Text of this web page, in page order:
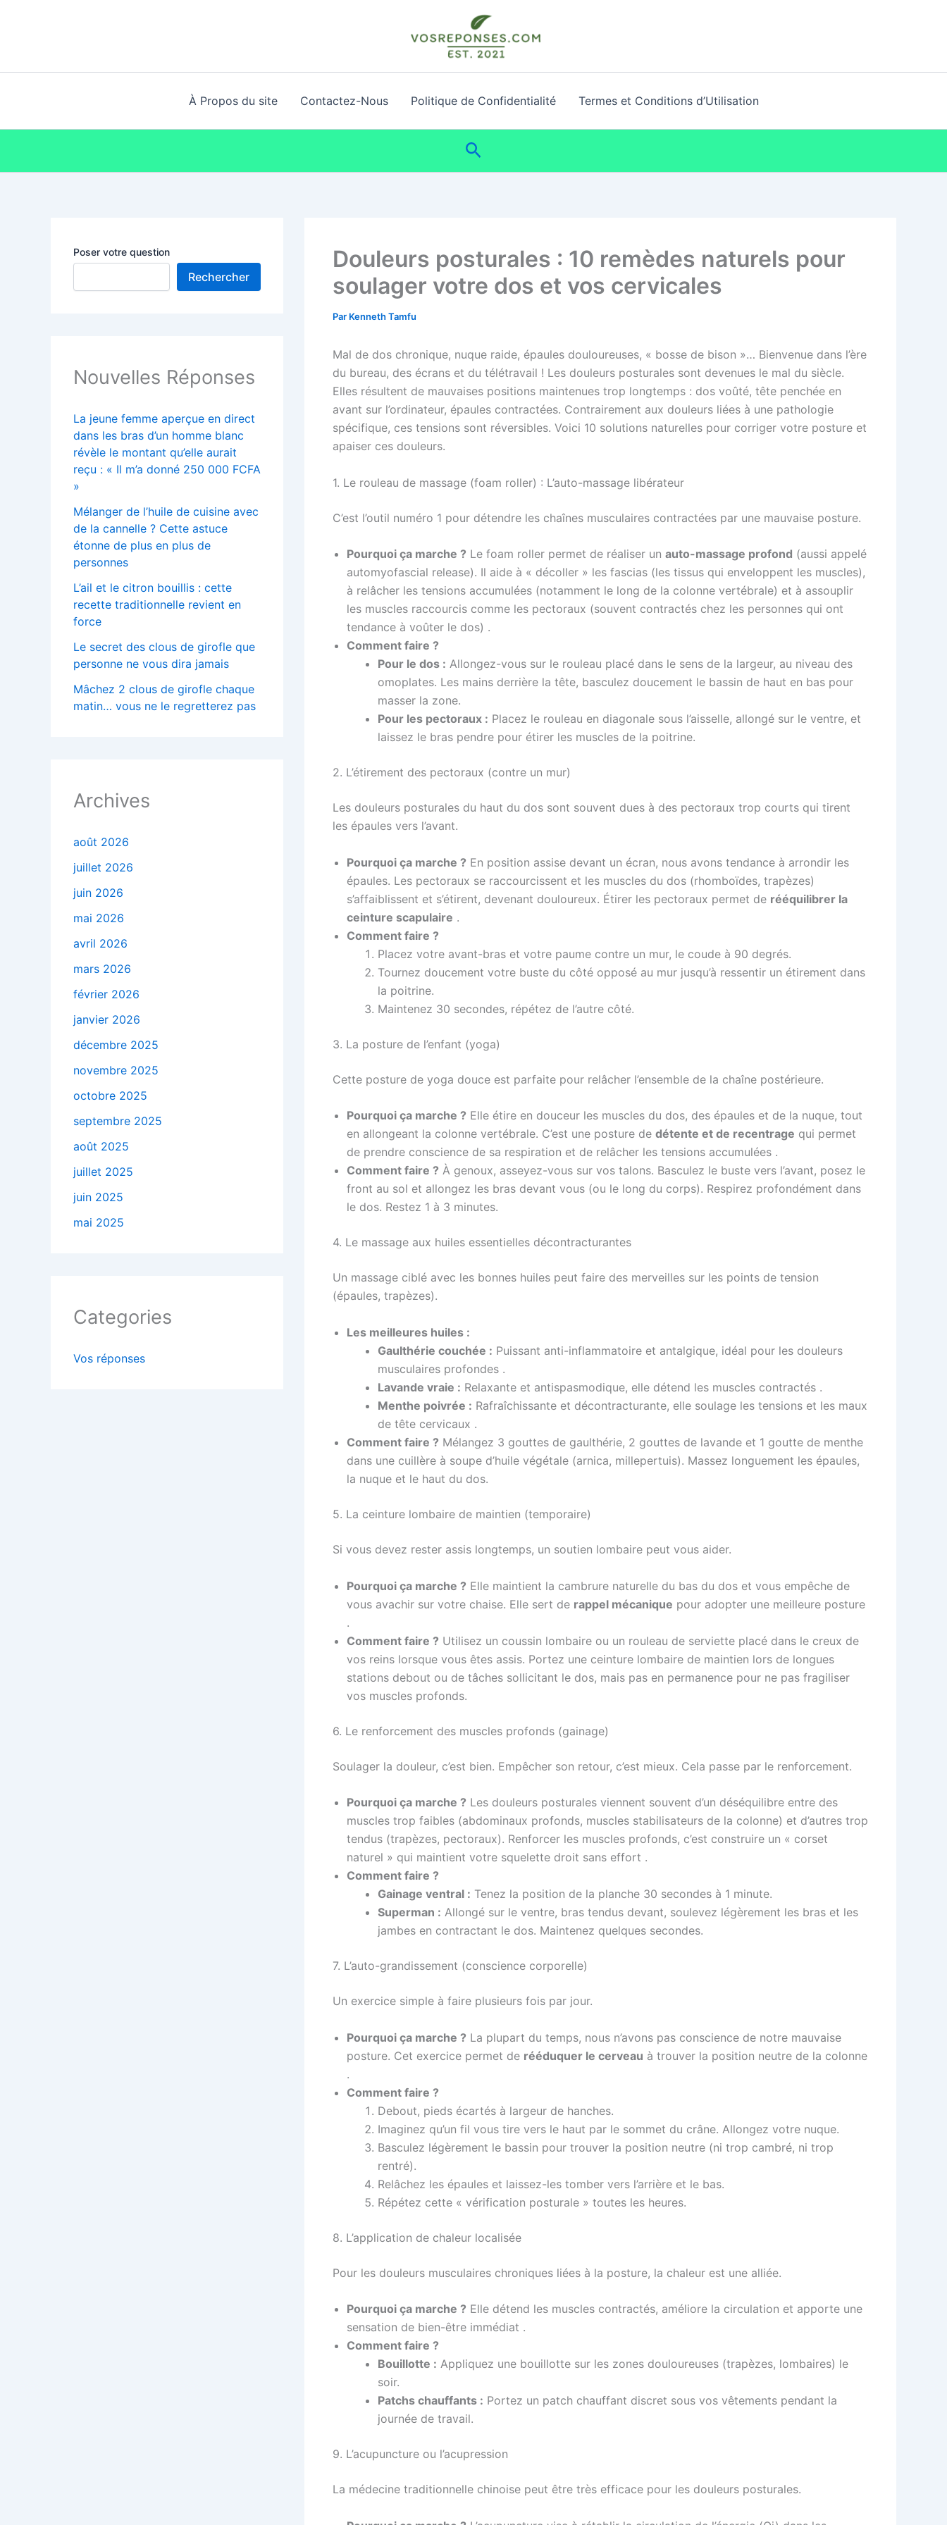
À Propos du site Contactez-Nous Politique de Confidentialité Termes et Conditions d’Utilisation
Rechercher
Poser votre question
Rechercher
Nouvelles Réponses
La jeune femme aperçue en direct
dans les bras d’un homme blanc
révèle le montant qu’elle aurait
reçu : « Il m’a donné 250 000 FCFA
»
Mélanger de l’huile de cuisine avec
de la cannelle ? Cette astuce
étonne de plus en plus de
personnes
L’ail et le citron bouillis : cette
recette traditionnelle revient en
force
Le secret des clous de girofle que
personne ne vous dira jamais
Mâchez 2 clous de girofle chaque
matin… vous ne le regretterez pas
Archives
août 2026
juillet 2026
juin 2026
mai 2026
avril 2026
mars 2026
février 2026
janvier 2026
décembre 2025
novembre 2025
octobre 2025
septembre 2025
août 2025
juillet 2025
juin 2025
mai 2025
Categories
Vos réponses
Douleurs posturales : 10 remèdes naturels pour
soulager votre dos et vos cervicales
Par Kenneth Tamfu
Mal de dos chronique, nuque raide, épaules douloureuses, « bosse de bison »… Bienvenue dans l’ère
du bureau, des écrans et du télétravail ! Les douleurs posturales sont devenues le mal du siècle.
Elles résultent de mauvaises positions maintenues trop longtemps : dos voûté, tête penchée en
avant sur l’ordinateur, épaules contractées. Contrairement aux douleurs liées à une pathologie
spécifique, ces tensions sont réversibles. Voici 10 solutions naturelles pour corriger votre posture et
apaiser ces douleurs.
1. Le rouleau de massage (foam roller) : L’auto-massage libérateur
C’est l’outil numéro 1 pour détendre les chaînes musculaires contractées par une mauvaise posture.
Pourquoi ça marche ? Le foam roller permet de réaliser un auto-massage profond (aussi appelé
automyofascial release). Il aide à « décoller » les fascias (les tissus qui enveloppent les muscles),
à relâcher les tensions accumulées (notamment le long de la colonne vertébrale) et à assouplir
les muscles raccourcis comme les pectoraux (souvent contractés chez les personnes qui ont
tendance à voûter le dos) .
Comment faire ?
Pour le dos : Allongez-vous sur le rouleau placé dans le sens de la largeur, au niveau des
omoplates. Les mains derrière la tête, basculez doucement le bassin de haut en bas pour
masser la zone.
Pour les pectoraux : Placez le rouleau en diagonale sous l’aisselle, allongé sur le ventre, et
laissez le bras pendre pour étirer les muscles de la poitrine.
2. L’étirement des pectoraux (contre un mur)
Les douleurs posturales du haut du dos sont souvent dues à des pectoraux trop courts qui tirent
les épaules vers l’avant.
Pourquoi ça marche ? En position assise devant un écran, nous avons tendance à arrondir les
épaules. Les pectoraux se raccourcissent et les muscles du dos (rhomboïdes, trapèzes)
s’affaiblissent et s’étirent, devenant douloureux. Étirer les pectoraux permet de rééquilibrer la
ceinture scapulaire .
Comment faire ?
Placez votre avant-bras et votre paume contre un mur, le coude à 90 degrés.
Tournez doucement votre buste du côté opposé au mur jusqu’à ressentir un étirement dans
la poitrine.
Maintenez 30 secondes, répétez de l’autre côté.
3. La posture de l’enfant (yoga)
Cette posture de yoga douce est parfaite pour relâcher l’ensemble de la chaîne postérieure.
Pourquoi ça marche ? Elle étire en douceur les muscles du dos, des épaules et de la nuque, tout
en allongeant la colonne vertébrale. C’est une posture de détente et de recentrage qui permet
de prendre conscience de sa respiration et de relâcher les tensions accumulées .
Comment faire ? À genoux, asseyez-vous sur vos talons. Basculez le buste vers l’avant, posez le
front au sol et allongez les bras devant vous (ou le long du corps). Respirez profondément dans
le dos. Restez 1 à 3 minutes.
4. Le massage aux huiles essentielles décontracturantes
Un massage ciblé avec les bonnes huiles peut faire des merveilles sur les points de tension
(épaules, trapèzes).
Les meilleures huiles :
Gaulthérie couchée : Puissant anti-inflammatoire et antalgique, idéal pour les douleurs
musculaires profondes .
Lavande vraie : Relaxante et antispasmodique, elle détend les muscles contractés .
Menthe poivrée : Rafraîchissante et décontracturante, elle soulage les tensions et les maux
de tête cervicaux .
Comment faire ? Mélangez 3 gouttes de gaulthérie, 2 gouttes de lavande et 1 goutte de menthe
dans une cuillère à soupe d’huile végétale (arnica, millepertuis). Massez longuement les épaules,
la nuque et le haut du dos.
5. La ceinture lombaire de maintien (temporaire)
Si vous devez rester assis longtemps, un soutien lombaire peut vous aider.
Pourquoi ça marche ? Elle maintient la cambrure naturelle du bas du dos et vous empêche de
vous avachir sur votre chaise. Elle sert de rappel mécanique pour adopter une meilleure posture
.
Comment faire ? Utilisez un coussin lombaire ou un rouleau de serviette placé dans le creux de
vos reins lorsque vous êtes assis. Portez une ceinture lombaire de maintien lors de longues
stations debout ou de tâches sollicitant le dos, mais pas en permanence pour ne pas fragiliser
vos muscles profonds.
6. Le renforcement des muscles profonds (gainage)
Soulager la douleur, c’est bien. Empêcher son retour, c’est mieux. Cela passe par le renforcement.
Pourquoi ça marche ? Les douleurs posturales viennent souvent d’un déséquilibre entre des
muscles trop faibles (abdominaux profonds, muscles stabilisateurs de la colonne) et d’autres trop
tendus (trapèzes, pectoraux). Renforcer les muscles profonds, c’est construire un « corset
naturel » qui maintient votre squelette droit sans effort .
Comment faire ?
Gainage ventral : Tenez la position de la planche 30 secondes à 1 minute.
Superman : Allongé sur le ventre, bras tendus devant, soulevez légèrement les bras et les
jambes en contractant le dos. Maintenez quelques secondes.
7. L’auto-grandissement (conscience corporelle)
Un exercice simple à faire plusieurs fois par jour.
Pourquoi ça marche ? La plupart du temps, nous n’avons pas conscience de notre mauvaise
posture. Cet exercice permet de rééduquer le cerveau à trouver la position neutre de la colonne
.
Comment faire ?
Debout, pieds écartés à largeur de hanches.
Imaginez qu’un fil vous tire vers le haut par le sommet du crâne. Allongez votre nuque.
Basculez légèrement le bassin pour trouver la position neutre (ni trop cambré, ni trop
rentré).
Relâchez les épaules et laissez-les tomber vers l’arrière et le bas.
Répétez cette « vérification posturale » toutes les heures.
8. L’application de chaleur localisée
Pour les douleurs musculaires chroniques liées à la posture, la chaleur est une alliée.
Pourquoi ça marche ? Elle détend les muscles contractés, améliore la circulation et apporte une
sensation de bien-être immédiat .
Comment faire ?
Bouillotte : Appliquez une bouillotte sur les zones douloureuses (trapèzes, lombaires) le
soir.
Patchs chauffants : Portez un patch chauffant discret sous vos vêtements pendant la
journée de travail.
9. L’acupuncture ou l’acupression
La médecine traditionnelle chinoise peut être très efficace pour les douleurs posturales.